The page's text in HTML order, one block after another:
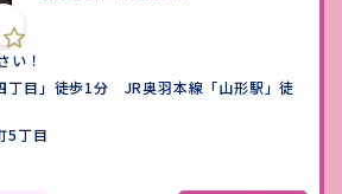
い！
丁目」徒歩1分 JR奥羽本線「山形駅」徒
5丁目